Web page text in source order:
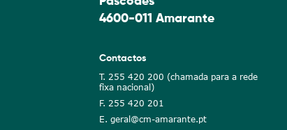
4600-011 Amarante
Contactos
T. 255 420 200 (chamada para a rede
fixa nacional)
F. 255 420 201
E. geral@cm-amarante.pt